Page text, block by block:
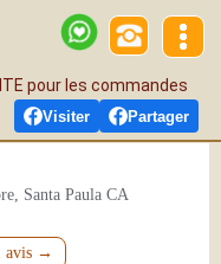
Visiter Partager
pour les commandes
Santa Paula CA
avis →